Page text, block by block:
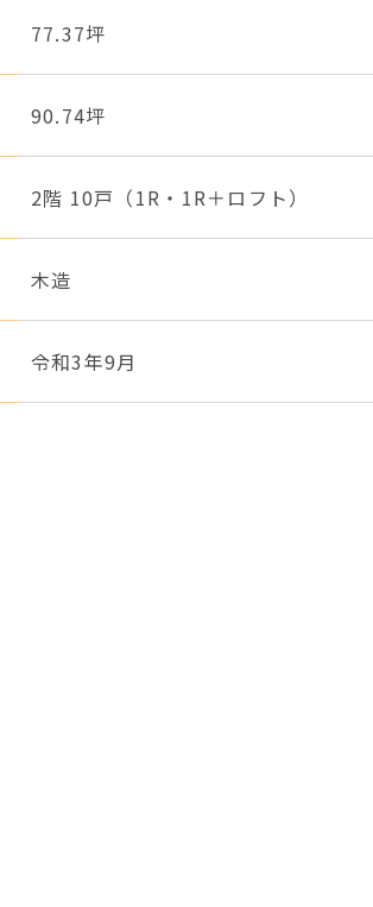
77.37坪
90.74坪
2階 10戸（1R・1R＋ロフト）
木造
令和3年9月